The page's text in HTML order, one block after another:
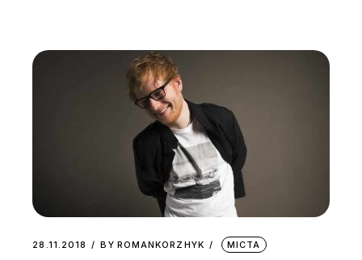
28.11.2018 BY ROMANKORZHYK МІСТА